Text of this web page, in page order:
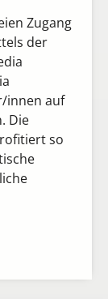
Zugang
der
innen auf
Die
so